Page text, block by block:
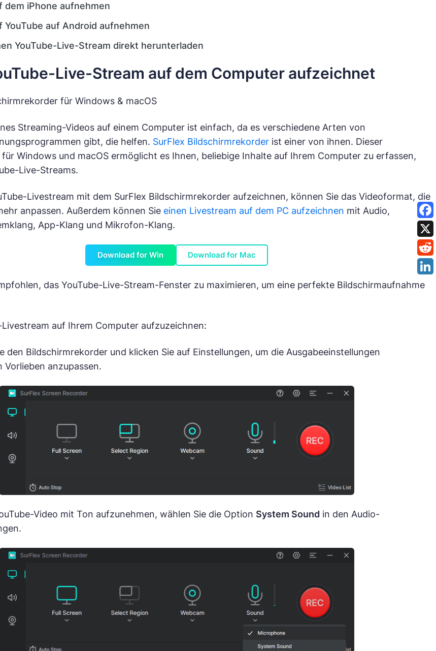
dem iPhone aufnehmen
YouTube auf Android aufnehmen
YouTube-Live-Stream direkt herunterladen
Live-Stream auf dem Computer aufzeichnet
für Windows & macOS
Streaming-Videos auf einem Computer ist einfach, da es verschiedene Arten von
gibt, die helfen. SurFlex Bildschirmrekorderist einer von ihnen. Dieser
Windows und macOS ermöglicht es Ihnen, beliebige Inhalte auf Ihrem Computer zu erfassen,
Live-Streams.
Livestream mit dem SurFlex Bildschirmrekorder aufzeichnen, können Sie das Videoformat, die
anpassen. Außerdem können Sie einen Livestream auf dem PC aufzeichnen mit Audio,
App-Klang und Mikrofon-Klang.
Download for Win Download for Mac
das YouTube-Live-Stream-Fenster zu maximieren, um eine perfekte Bildschirmaufnahme
Livestream auf Ihrem Computer aufzuzeichnen:
den Bildschirmrekorder und klicken Sie auf Einstellungen, um die Ausgabeeinstellungen
anzupassen.
Video mit Ton aufzunehmen, wählen Sie die Option System Sound in den Audio-